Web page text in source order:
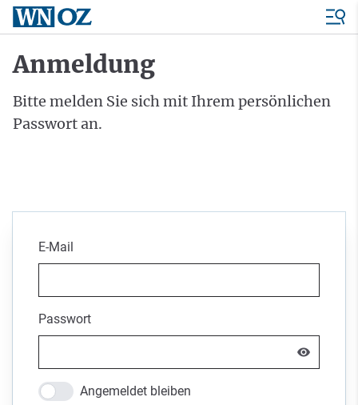
Anmeldung
Bitte melden Sie sich mit Ihrem persönlichen
Passwort an.
E-Mail
Passwort
Angemeldet bleiben